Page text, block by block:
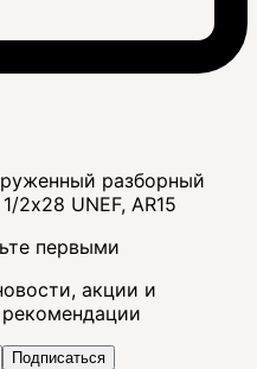
разборный
2x28 UNEF, AR15
первыми
акции и
Подписаться